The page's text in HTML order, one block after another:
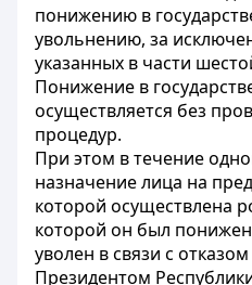
понижению в
увольнению, за
указанных в части
Понижение в
осуществляется без
процедур.
При этом в течение
назначение лица на
которой осуществлена
которой он был
уволен в связи с
Президентом